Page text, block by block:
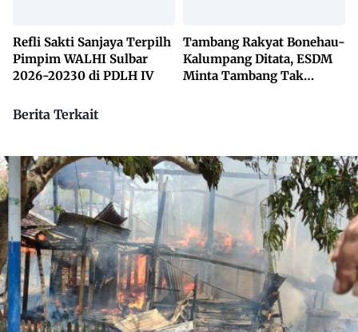
Refli Sakti Sanjaya Terpilh
Pimpim WALHI Sulbar
2026-20230 di PDLH IV
Tambang Rakyat Bonehau-
Kalumpang Ditata, ESDM
Minta Tambang Tak
Berita Terkait